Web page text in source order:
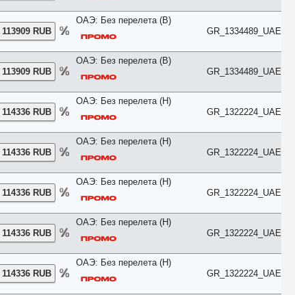
Комфорт
Коттедж
Люкс
Мансарда
Пентхаус
Повышенной комфортности
Представительский
Премиум
Премьер
Привилегия
Семейный
Стандарт
Супериор
Сьют
Таунхаус
Терраса
Цоколь
Эко
113909 RUB
ОАЭ: Без перелета (B)
GR_1334489_UAE
113909 RUB
ОАЭ: Без перелета (B)
GR_1334489_UAE
114336 RUB
ОАЭ: Без перелета (H)
GR_1322224_UAE
114336 RUB
ОАЭ: Без перелета (H)
GR_1322224_UAE
114336 RUB
ОАЭ: Без перелета (H)
GR_1322224_UAE
114336 RUB
ОАЭ: Без перелета (H)
GR_1322224_UAE
114336 RUB
ОАЭ: Без перелета (H)
GR_1322224_UAE